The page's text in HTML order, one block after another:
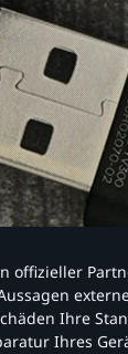
offizieller
Ihre
Ihres